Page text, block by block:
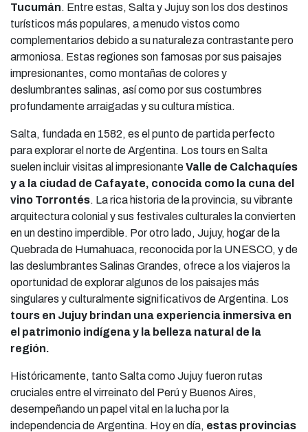
Tucumán. Entre estas, Salta y Jujuy son los dos destinos
turísticos más populares, a menudo vistos como
complementarios debido a su naturaleza contrastante pero
armoniosa. Estas regiones son famosas por sus paisajes
impresionantes, como montañas de colores y
deslumbrantes salinas, así como por sus costumbres
profundamente arraigadas y su cultura mística.
Salta, fundada en 1582, es el punto de partida perfecto
para explorar el norte de Argentina. Los tours en Salta
suelen incluir visitas al impresionanteValle de Calchaquíes
y a la ciudad de Cafayate, conocida como la cuna del
vino Torrontés. La rica historia de la provincia, su vibrante
arquitectura colonial y sus festivales culturales la convierten
en un destino imperdible. Por otro lado, Jujuy, hogar de la
Quebrada de Humahuaca, reconocida por la UNESCO, y de
las deslumbrantes Salinas Grandes, ofrece a los viajeros la
oportunidad de explorar algunos de los paisajes más
singulares y culturalmente significativos de Argentina. Los
tours en Jujuy brindan una experiencia inmersiva en
el patrimonio indígena y la belleza natural de la
región.
Históricamente, tanto Salta como Jujuy fueron rutas
cruciales entre el virreinato del Perú y Buenos Aires,
desempeñando un papel vital en la lucha por la
independencia de Argentina. Hoy en día, estas provincias